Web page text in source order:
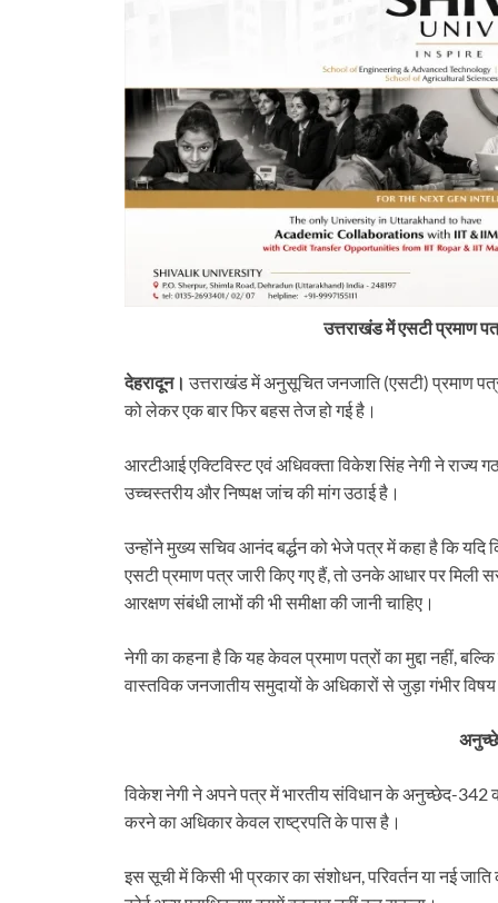
उत्तराखंड में एसटी प्रमाण
देहरादून। उत्तराखंड में अनुसूचित जनजाति (एसटी) प्रमाण
को लेकर एक बार फिर बहस तेज हो गई है।
आरटीआई एक्टिविस्ट एवं अधिवक्ता विकेश सिंह नेगी ने राज्य
उच्चस्तरीय और निष्पक्ष जांच की मांग उठाई है।
उन्होंने मुख्य सचिव आनंद बर्द्धन को भेजे पत्र में कहा है कि यदि
एसटी प्रमाण पत्र जारी किए गए हैं, तो उनके आधार पर मिली
आरक्षण संबंधी लाभों की भी समीक्षा की जानी चाहिए।
नेगी का कहना है कि यह केवल प्रमाण पत्रों का मुद्दा नहीं,
वास्तविक जनजातीय समुदायों के अधिकारों से जुड़ा गंभीर
विकेश नेगी ने अपने पत्र में भारतीय संविधान के अनुच्छेद-342
करने का अधिकार केवल राष्ट्रपति के पास है।
इस सूची में किसी भी प्रकार का संशोधन, परिवर्तन या नई
के बड़े फैसलें। UPCL अभियंताओं
पालिका कर्मियों की वेतन
बिग ब्रेकिंग: टौंस नदी पुल की एप्रोच
शासन, PWD के तीन इंजीनियर